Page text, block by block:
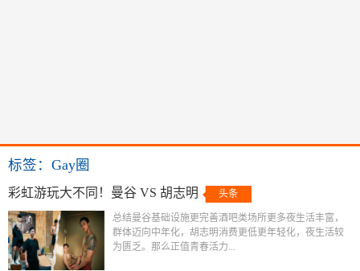
标签：Gay圈
彩虹游玩大不同！曼谷 VS 胡志明 头条
总结曼谷基础设施更完善酒吧类场所更多夜生活丰富，
群体迈向中年化，胡志明消费更低更年轻化，夜生活较
为匮乏。那么正值青春活力...